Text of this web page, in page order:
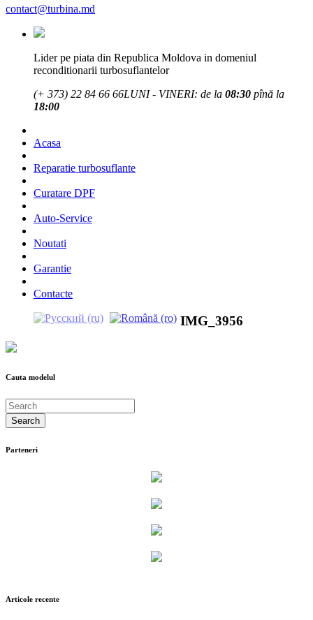
contact@turbina.md
Lider pe piata din Republica Moldova in domeniul
reconditionarii turbosuflantelor
(+ 373) 22 84 66 66LUNI - VINERI: de la 08:30 pînă la
18:00
Acasa
Reparatie turbosuflante
Curatare DPF
Auto-Service
Noutati
Garantie
Contacte
IMG_3956
Cauta modelul
Parteneri
Articole recente